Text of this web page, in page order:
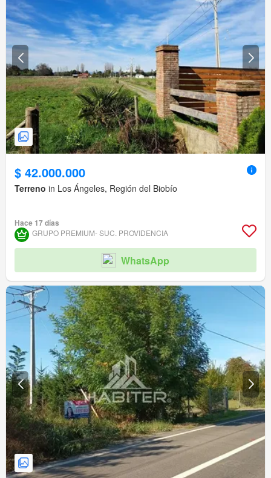
$ 42.000.000
Terreno in Los Ángeles, Región del Biobío
Hace 17 días
GRUPO PREMIUM- SUC. PROVIDENCIA
WhatsApp